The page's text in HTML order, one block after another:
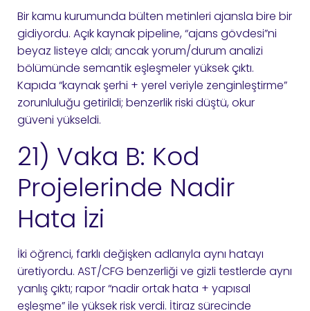
Bir kamu kurumunda bülten metinleri ajansla bire bir
gidiyordu. Açık kaynak pipeline, “ajans gövdesi”ni
beyaz listeye aldı; ancak yorum/durum analizi
bölümünde semantik eşleşmeler yüksek çıktı.
Kapıda “kaynak şerhi + yerel veriyle zenginleştirme”
zorunluluğu getirildi; benzerlik riski düştü, okur
güveni yükseldi.
21) Vaka B: Kod
Projelerinde Nadir
Hata İzi
İki öğrenci, farklı değişken adlarıyla aynı hatayı
üretiyordu. AST/CFG benzerliği ve gizli testlerde aynı
yanlış çıktı; rapor “nadir ortak hata + yapısal
eşleşme” ile yüksek risk verdi. İtiraz sürecinde